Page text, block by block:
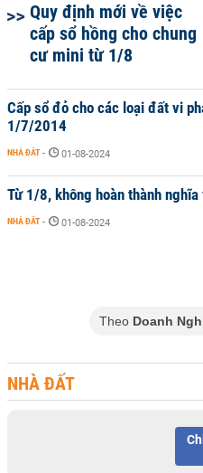
Quy định mới về việc
cấp sổ hồng cho chung
cư mini từ 1/8
Cấp sổ đỏ cho các loại đất vi
1/7/2014
NHÀ ĐẤT - 01-08-2024
Từ 1/8, không hoàn thành
NHÀ ĐẤT - 01-08-2024
Theo Doanh
NHÀ ĐẤT